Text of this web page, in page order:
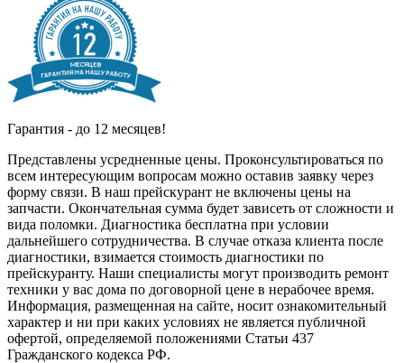
Гарантия - до 12 месяцев!
Представлены усредненные цены. Проконсультироваться по
всем интересующим вопросам можно оставив заявку через
форму связи. В наш прейскурант не включены цены на
запчасти. Окончательная сумма будет зависеть от сложности и
вида поломки. Диагностика бесплатна при условии
дальнейшего сотрудничества. В случае отказа клиента после
диагностики, взимается стоимость диагностики по
прейскуранту. Наши специалисты могут производить ремонт
техники у вас дома по договорной цене в нерабочее время.
Информация, размещенная на сайте, носит ознакомительный
характер и ни при каких условиях не является публичной
офертой, определяемой положениями Статьи 437
Гражданского кодекса РФ.